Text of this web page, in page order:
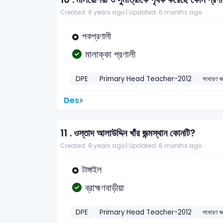
Created: 8 years ago | Updated: 6 months ago
পকপ্রণালী
মালাক্কা প্রণালী
DPE Primary Head Teacher-2012 সাধারণ
Des
11 .ওস্তাদ আলাউদ্দিন খাঁর জন্মস্থান কোনটি?
Created: 8 years ago | Updated: 6 months ago
টাঙ্গাইল
ব্রাহ্মণবাড়ীয়া
DPE Primary Head Teacher-2012 সাধারণ